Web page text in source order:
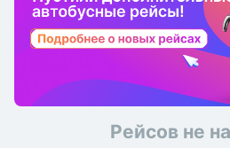
Рейсов не